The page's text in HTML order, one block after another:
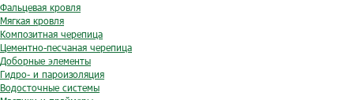
Фальцевая кровля
Мягкая кровля
Композитная черепица
Цементно-песчаная черепица
Доборные элементы
Гидро- и пароизоляция
Водосточные системы